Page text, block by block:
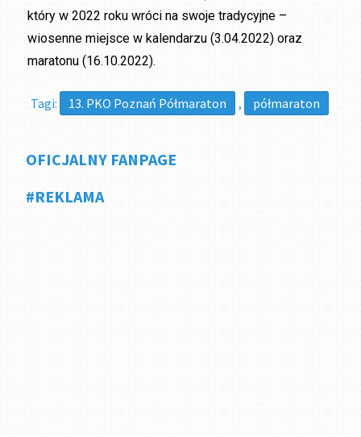
który w 2022 roku wróci na swoje tradycyjne –
wiosenne miejsce w kalendarzu (3.04.2022) oraz
maratonu (16.10.2022).
Tagi: 13. PKO Poznań Półmaraton , półmaraton
OFICJALNY FANPAGE
#REKLAMA